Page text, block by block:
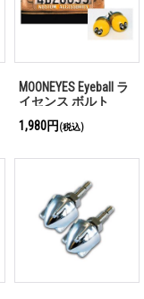
MOONEYES Eyeball ラ
イセンス ボルト
1,980円 (税込)